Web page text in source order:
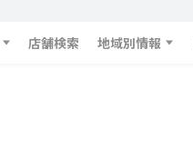
店舗検索 地域別情報